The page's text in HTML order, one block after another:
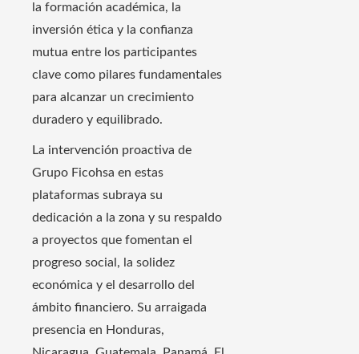
la formación académica, la
inversión ética y la confianza
mutua entre los participantes
clave como pilares fundamentales
para alcanzar un crecimiento
duradero y equilibrado.
La intervención proactiva de
Grupo Ficohsa en estas
plataformas subraya su
dedicación a la zona y su respaldo
a proyectos que fomentan el
progreso social, la solidez
económica y el desarrollo del
ámbito financiero. Su arraigada
presencia en Honduras,